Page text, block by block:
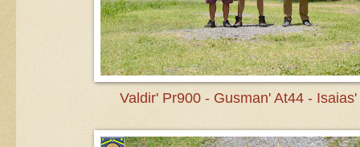
Valdir' Pr900 - Gusman' At44 -